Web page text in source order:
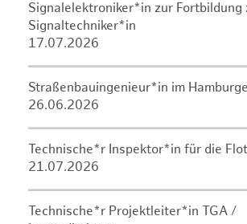
Signalelektroniker*in zur Fortbildung
Signaltechniker*in
17.07.2026
Straßenbauingenieur*in im
26.06.2026
Technische*r Inspektor*in für die
21.07.2026
Technische*r Projektleiter*in TGA /